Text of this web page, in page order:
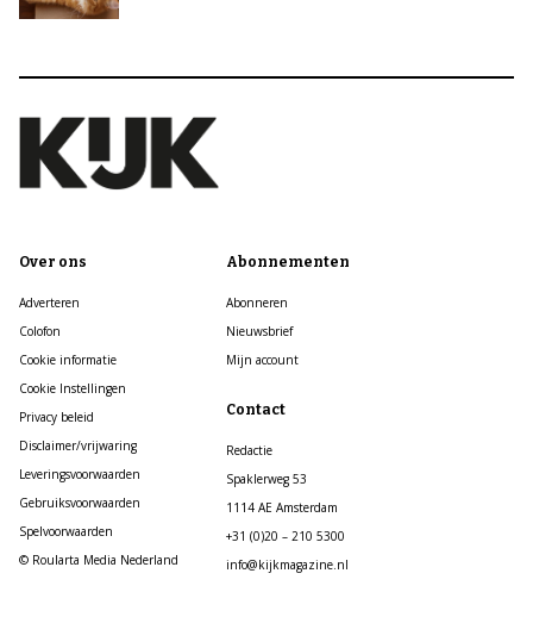
Over ons
Adverteren
Colofon
Cookie informatie
Cookie Instellingen
Privacy beleid
Disclaimer/vrijwaring
Leveringsvoorwaarden
Gebruiksvoorwaarden
Spelvoorwaarden
© Roularta Media Nederland
Abonnementen
Abonneren
Nieuwsbrief
Mijn account
Contact
Redactie
Spaklerweg 53
1114 AE Amsterdam
+31 (0)20 – 210 5300
info@kijkmagazine.nl